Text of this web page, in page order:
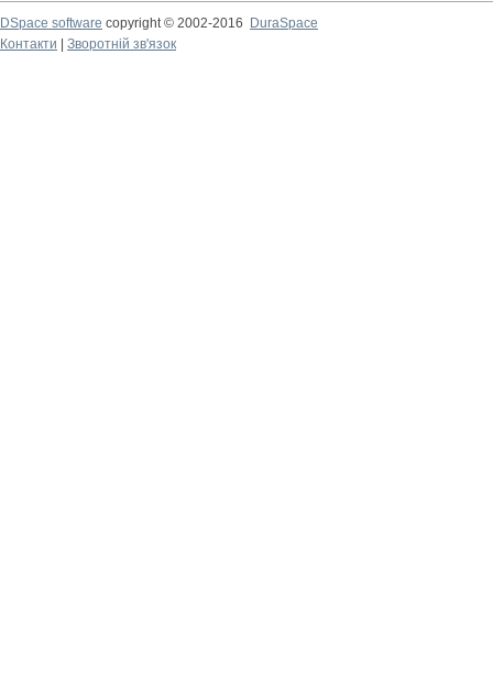
DSpace software copyright © 2002-2016
DuraSpace
Контакти
Зворотній зв'язок